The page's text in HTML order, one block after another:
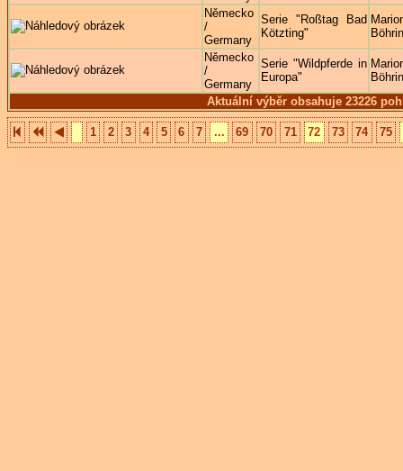
Aktuální výběr obsahuje 23226
Německo
/
Germany
Serie "Roßtag Bad
Kötzting"
Německo
/
Germany
Serie "Wildpferde in
Europa"
1 2 3 4 5 6 7 ... 69 70 71 72 73 74 75